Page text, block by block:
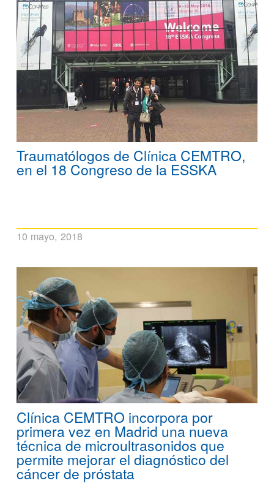
Traumatólogos de Clínica CEMTRO,
en el 18 Congreso de la ESSKA
10 mayo, 2018
Clínica CEMTRO incorpora por
primera vez en Madrid una nueva
técnica de microultrasonidos que
permite mejorar el diagnóstico del
cáncer de próstata